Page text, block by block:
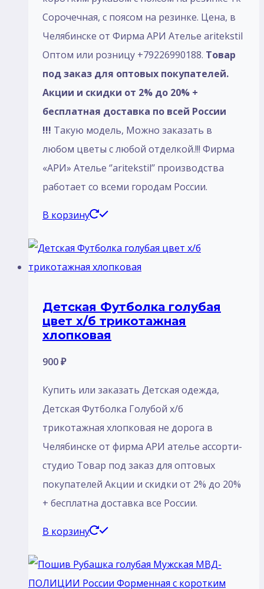
Сорочечная, с поясом на резинке. Цена, в
Челябинске от Фирма АРИ Ателье aritekstil
Оптом или розницу +79226990188. Товар
под заказ для оптовых покупателей.
Акции и скидки от 2% до 20% +
бесплатная доставка по всей России
!!! Такую модель, Mожно заказать в
любом цветы с любой отделкой.!!! Фирма
«АРИ» Ателье ‘’aritekstil’’ производства
работает со всеми городам России.
В корзину
Детская Футболка голубая
цвет х/б трикотажная
хлопковая
900₽
Купить или заказать Детская одежда,
Детская Футболка Голубой х/б
трикотажная хлопковая не дорога в
Челябинске от фирма АРИ ателье ассорти-
студио Товар под заказ для оптовых
покупателей Акции и скидки от 2% до 20%
+ бесплатна доставка все России.
В корзину